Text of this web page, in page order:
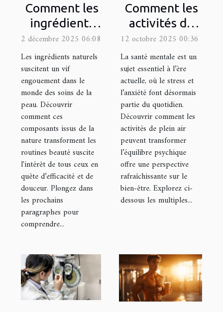
Comment les
ingrédients
naturels
améliorent
votre routine
de soins
2 décembre 2025 06:08
Les ingrédients naturels
suscitent un vif
engouement dans le
monde des soins de la
peau. Découvrir
comment ces
composants issus de la
nature transforment les
routines beauté suscite
l'intérêt de tous ceux en
quête d’efficacité et de
douceur. Plongez dans
les prochains
paragraphes pour
comprendre...
Comment les
activités de
plein air
améliorent-
elles votre
santé mentale
?
12 octobre 2025 00:36
La santé mentale est un
sujet essentiel à l’ère
actuelle, où le stress et
l’anxiété font désormais
partie du quotidien.
Découvrir comment les
activités de plein air
peuvent transformer
l’équilibre psychique
offre une perspective
rafraîchissante sur le
bien-être. Explorez ci-
dessous les multiples...